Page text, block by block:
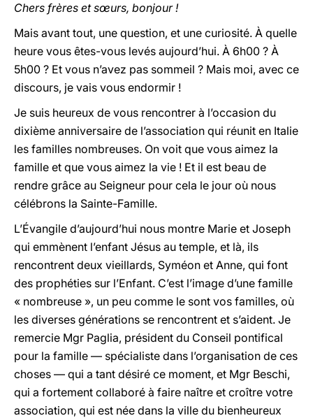
Chers frères et sœurs, bonjour !
Mais avant tout, une question, et une curiosité. À quelle
heure vous êtes-vous levés aujourd’hui. À 6h00 ? À
5h00 ? Et vous n’avez pas sommeil ? Mais moi, avec ce
discours, je vais vous endormir !
Je suis heureux de vous rencontrer à l’occasion du
dixième anniversaire de l’association qui réunit en Italie
les familles nombreuses. On voit que vous aimez la
famille et que vous aimez la vie ! Et il est beau de
rendre grâce au Seigneur pour cela le jour où nous
célébrons la Sainte-Famille.
L’Évangile d’aujourd’hui nous montre Marie et Joseph
qui emmènent l’enfant Jésus au temple, et là, ils
rencontrent deux vieillards, Syméon et Anne, qui font
des prophéties sur l’Enfant. C’est l’image d’une famille
« nombreuse », un peu comme le sont vos familles, où
les diverses générations se rencontrent et s’aident. Je
remercie Mgr Paglia, président du Conseil pontifical
pour la famille — spécialiste dans l’organisation de ces
choses — qui a tant désiré ce moment, et Mgr Beschi,
qui a fortement collaboré à faire naître et croître votre
association, qui est née dans la ville du bienheureux